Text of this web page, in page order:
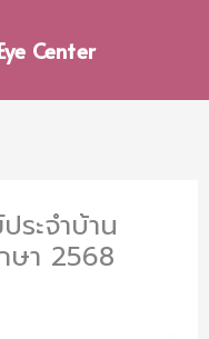
Center
ะจำบ้าน
ษา 2568